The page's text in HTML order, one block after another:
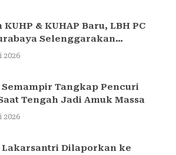
KUHP & KUHAP Baru, LBH PC
Selenggarakan
Hukum
2026
Semampir Tangkap Pencuri
Tengah Jadi Amuk Massa
2026
Lakarsantri Dilaporkan ke